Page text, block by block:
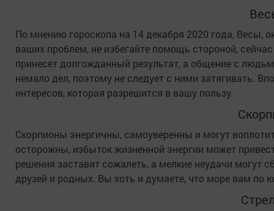
По мнению гороскопа на 14 декабря 2020 года,
ваших проблем, не избегайте помощь стороной,
принесет долгожданный результат, а общение с
немало дел, поэтому не следует с ними затягивать.
интересов, которая разрешится в вашу пользу.
Скорпионы энергичны, самоуверенны и могут
осторожны, избыток жизненной энергии может
решения заставят сожалеть, а мелкие неудачи могут
друзей и родных. Вы хоть и думаете, что море вам по